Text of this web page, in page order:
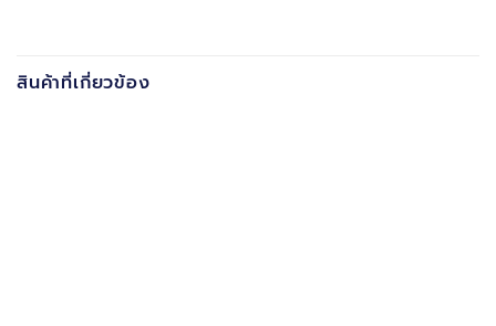
สินค้าที่เกี่ยวข้อง